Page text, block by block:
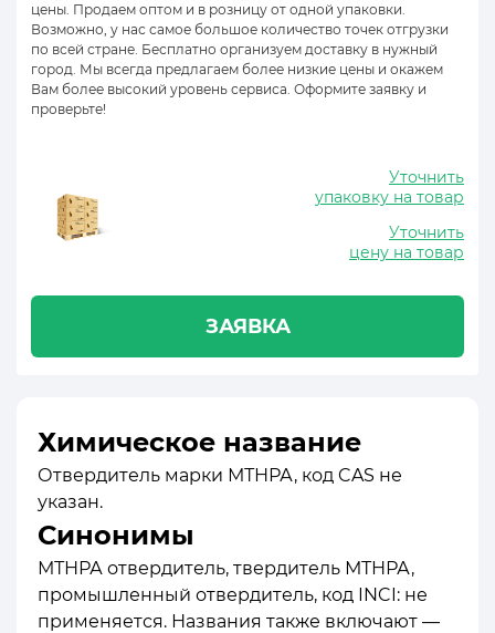
цены. Продаем оптом и в розницу от одной упаковки.
Возможно, у нас самое большое количество точек отгрузки
по всей стране. Бесплатно организуем доставку в нужный
город. Мы всегда предлагаем более низкие цены и окажем
Вам более высокий уровень сервиса. Оформите заявку и
проверьте!
Уточнить
упаковку на товар
Уточнить
цену на товар
ЗАЯВКА
Химическое название
Отвердитель марки МТНРА, код CAS не
указан.
Синонимы
МТНРА отвердитель, твердитель МТНРА,
промышленный отвердитель, код INCI: не
применяется. Названия также включают —